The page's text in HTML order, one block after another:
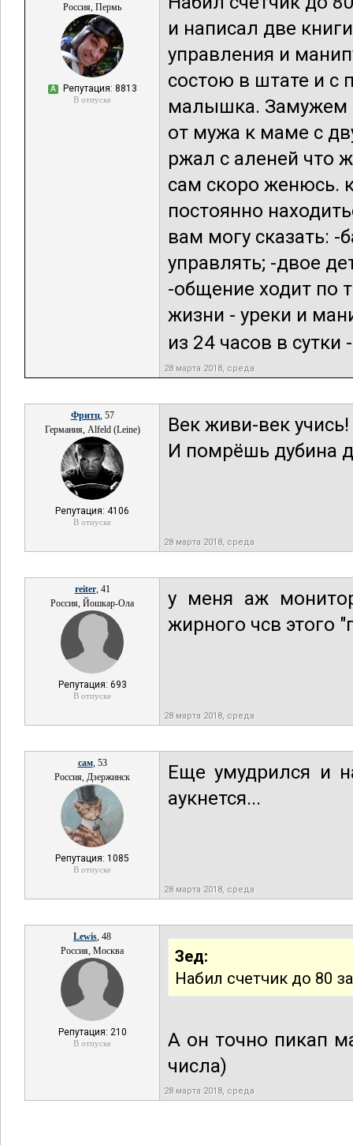
Россия, Пермь
А Репутация: 8813
В отпуске
и написал две
управления и
состою в штате и с
малышка. Замужем
от мужа к маме с
ржал с аленей что
сам скоро женюсь.
постоянно
вам могу сказать:
управлять; -двое
-общение ходит по
жизни - уреки и
из 24 часов в сутки
28 марта 2018, среда
Фритц, 57
Германия, Alfeld (Leine)
Репутация: 4106
В отпуске
Век живи-век учись!
И помрёшь дубина
28 марта 2018, среда
reiter, 41
Россия, Йошкар-Ола
Репутация: 693
В отпуске
у меня аж
жирного чсв этого
28 марта 2018, среда
сам, 53
Россия, Дзержинск
Репутация: 1085
В отпуске
Еще умудрился и
аукнется...
28 марта 2018, среда
Lewis, 48
Россия, Москва
Репутация: 210
В отпуске
Зед:
Набил счетчик до 80
А он точно пикап
числа)
28 марта 2018, среда